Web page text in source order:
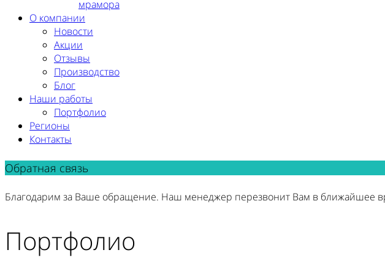
мрамора
О компании
Новости
Акции
Отзывы
Производство
Блог
Наши работы
Портфолио
Регионы
Контакты
Обратная связь
Благодарим за Ваше обращение. Наш менеджер перезвонит Вам в ближайшее
Портфолио